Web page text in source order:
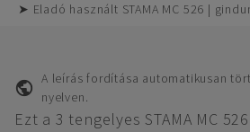
➤ Eladó használt STAMA MC 526 |
A leírás fordítása automatikusan
nyelven.
Ezt a 3 tengelyes STAMA MC